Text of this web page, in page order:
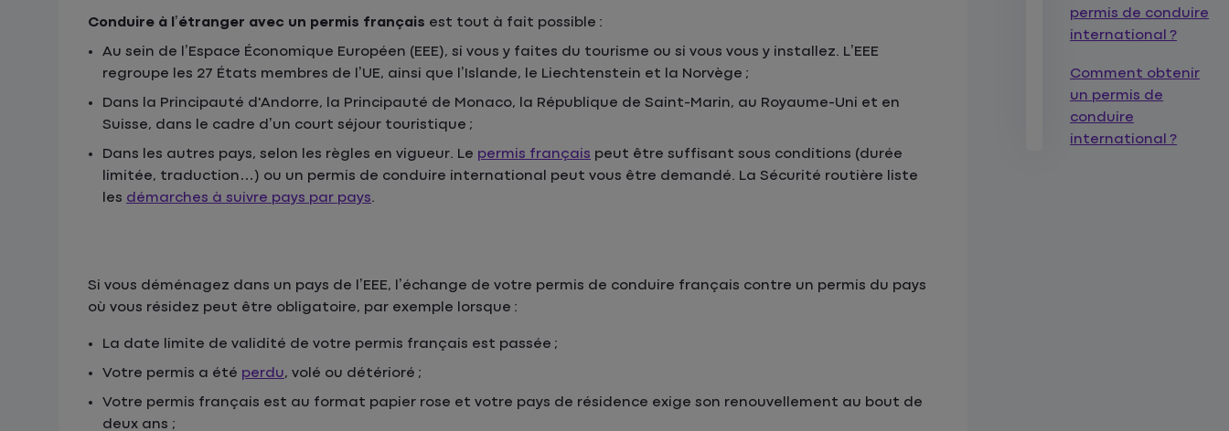
permis de conduire
international ?
Comment obtenir
un permis de
conduire
international ?
Conduire à l’étranger avec un permis français est tout à fait possible :
Au sein de l’Espace Économique Européen (EEE), si vous y faites du tourisme ou si vous vous y installez. L’EEE
regroupe les 27 États membres de l’UE, ainsi que l’Islande, le Liechtenstein et la Norvège ;
Dans la Principauté d'Andorre, la Principauté de Monaco, la République de Saint-Marin, au Royaume-Uni et en
Suisse, dans le cadre d’un court séjour touristique ;
Dans les autres pays, selon les règles en vigueur. Le permis français peut être suffisant sous conditions (durée
limitée, traduction…) ou un permis de conduire international peut vous être demandé. La Sécurité routière liste
les démarches à suivre pays par pays.
Si vous déménagez dans un pays de l’EEE, l’échange de votre permis de conduire français contre un permis du pays
où vous résidez peut être obligatoire, par exemple lorsque :
La date limite de validité de votre permis français est passée ;
Votre permis a été perdu, volé ou détérioré ;
Votre permis français est au format papier rose et votre pays de résidence exige son renouvellement au bout de
deux ans ;